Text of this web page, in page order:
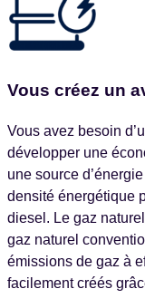
Vous créez un
Vous avez besoin
développer une
une source
densité énergétique
diesel. Le gaz
gaz naturel
émissions de gaz à
facilement créés